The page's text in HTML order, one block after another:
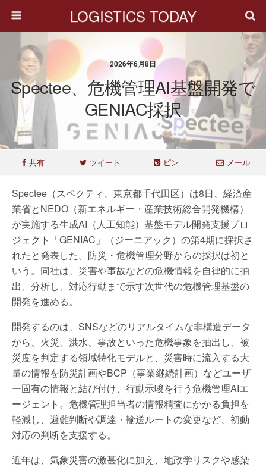
LOGISTICS TODAY
2026年6月8日
Spectee、危機管理AI基盤開発で
GENIAC採択
共有 ツイート ピン メール
Spectee（スペクティ、東京都千代田区）は8日、経済産
業省とNEDO（新エネルギー・産業技術総合開発機構）
が実施する生成AI（人工知能）基盤モデル開発支援プロ
ジェクト「GENIAC」（ジーニアック）の第4期に採択さ
れたと発表した。防災・危機管理分野からの採択は初と
いう。同社は、災害や事故などの危機情報を自律的に抽
出、分析し、対応行動まで示す次世代の危機管理基盤の
開発を進める。
開発するのは、SNSなどのリアルタイムな非構造データ
から、火災、洪水、事故といった危機事象を抽出し、被
災度を判定する領域特化モデルと、災害時に流入する大
量の情報を防災計画やBCP（事業継続計画）などユーザ
ー固有の情報と結び付け、行動示唆を行う危機管理AIエ
ージェント。危機管理担当者の情報精査にかかる負担を
軽減し、避難判断や調達・輸送ルートの変更など、初動
対応の判断を支援する。
近年は、気象災害の激甚化に加え、地政学リスクや感染